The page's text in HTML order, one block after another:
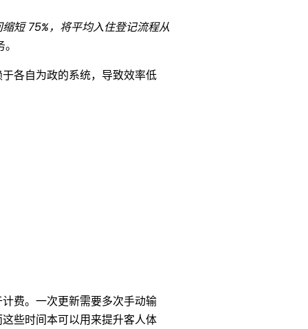
短 75%，将平均入住登记流程从
各自为政的系统，导致效率低
费。一次更新需要多次手动输
些时间本可以用来提升客人体